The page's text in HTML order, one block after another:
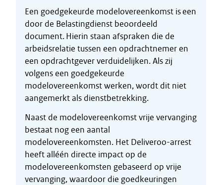
Een goedgekeurde modelovereenkomst is een
door de Belastingdienst beoordeeld
document. Hierin staan afspraken die de
arbeidsrelatie tussen een opdrachtnemer en
een opdrachtgever verduidelijken. Als zij
volgens een goedgekeurde
modelovereenkomst werken, wordt dit niet
aangemerkt als dienstbetrekking.
Naast de modelovereenkomst vrije vervanging
bestaat nog een aantal
modelovereenkomsten. Het Deliveroo-arrest
heeft alléén directe impact op de
modelovereenkomsten gebaseerd op vrije
vervanging, waardoor die goedkeuringen